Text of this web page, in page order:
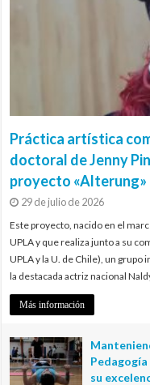
Práctica artística
doctoral de Jenny
proyecto «Alterung»
29 de julio de 2026
Este proyecto, nacido en el
UPLA y que realiza junto a su
UPLA y la U. de Chile), un
la destacada actriz nacional
Más información
Pedagogía
su